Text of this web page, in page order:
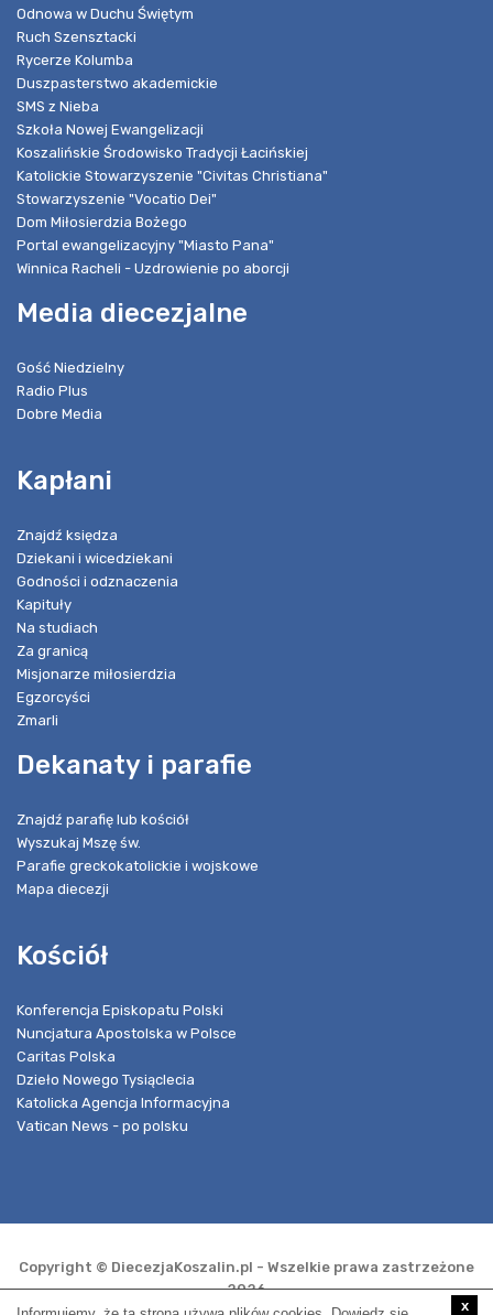
Odnowa w Duchu Świętym
Ruch Szensztacki
Rycerze Kolumba
Duszpasterstwo akademickie
SMS z Nieba
Szkoła Nowej Ewangelizacji
Koszalińskie Środowisko Tradycji Łacińskiej
Katolickie Stowarzyszenie "Civitas Christiana"
Stowarzyszenie "Vocatio Dei"
Dom Miłosierdzia Bożego
Portal ewangelizacyjny "Miasto Pana"
Winnica Racheli - Uzdrowienie po aborcji
Media diecezjalne
Gość Niedzielny
Radio Plus
Dobre Media
Kapłani
Znajdź księdza
Dziekani i wicedziekani
Godności i odznaczenia
Kapituły
Na studiach
Za granicą
Misjonarze miłosierdzia
Egzorcyści
Zmarli
Dekanaty i parafie
Znajdź parafię lub kościół
Wyszukaj Mszę św.
Parafie greckokatolickie i wojskowe
Mapa diecezji
Kościół
Konferencja Episkopatu Polski
Nuncjatura Apostolska w Polsce
Caritas Polska
Dzieło Nowego Tysiąclecia
Katolicka Agencja Informacyjna
Vatican News - po polsku
Copyright © DiecezjaKoszalin.pl - Wszelkie prawa zastrzeżone
2026
x